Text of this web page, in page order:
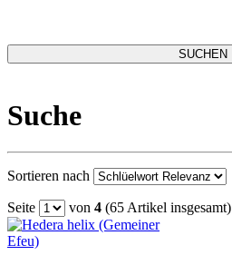
Suche
Sortieren nach
Seite von 4 (65 Artikel insgesamt)